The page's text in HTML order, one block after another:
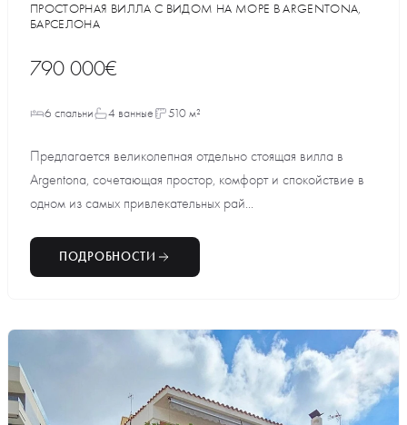
ПРОСТОРНАЯ ВИЛЛА С ВИДОМ НА МОРЕ В ARGENTONA,
БАРСЕЛОНА
790 000€
6 спальни 4 ванные 510 м²
Предлагается великолепная отдельно стоящая вилла в
Argentona, сочетающая простор, комфорт и спокойствие в
одном из самых привлекательных рай...
ПОДРОБНОСТИ